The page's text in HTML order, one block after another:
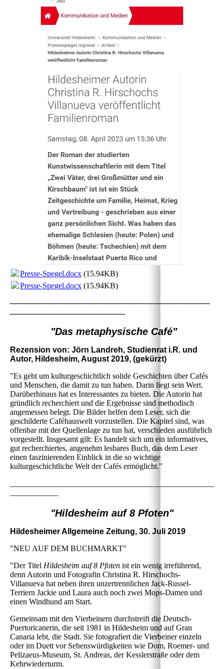
Presse-Spegel.docx (15.94KB)
Presse-Spegel.docx (15.94KB)
"Das metaphysische Café"
Rezension von: Jörn Landreh, Studienrat i.R. und
Autor, Hildesheim, August 2019, (gekürzt)
"Es geht um kulturgeschichtlich solide Geschichten über Cafés
und Menschen, die damit zu tun haben. Darin liegt sein Wert.
Darüberhinaus hat es Interessantes zu bieten. Die Autorin hat
gründlich recherchiert und die Ergebnisse sind methodisch
angemessen belegt. Die Bilder helfen dem Leser, sich die
geschilderte Caféhauswelt vorzustellen. Die Kapitel sind, was
offenbar mit der Quellenlage zu tun hat, verschieden ausführlich
vorgestellt. Insgesamt gilt: Es handelt sich um ein informatives,
gut recherchiertes, angenehm lesbares Buch, das dem Leser
einen faszinierenden Einblick in die so wichtige
kulturgeschichtliche Welt der Cafés ermöglicht."
"Hildesheim auf 8 Pfoten"
Hildesheimer Allgemeine Zeitung, 30. Juli 2019
"NEU AUF DEM BUCHMARKT"
"Der Titel Hildesheim auf 8 Pfoten ist ein wenig irreführend,
denn Autorin und Fotografin Christina R. Hirschochs-
Villanueva hat neben ihren unzertrennlichen Jack-Russel-
Terriern Jackie und Laura auch noch zwei Mops-Damen und
einen Windhund am Start.
Gemeinsam mit den Vierbeinern durchstreift die Deutsch-
Puertoricanerin, die seit 1981 in Hildesheim und auf Gran
Canaria lebt, die Stadt. Sie fotografiert die Vierbeiner einzeln
oder im Duett vor Sehenswürdigkeiten wie Dom, Roemer- und
Pelizaeus-Museum, St. Andreas, der Kesslerstraße oder dem
Kehrwiederturm.